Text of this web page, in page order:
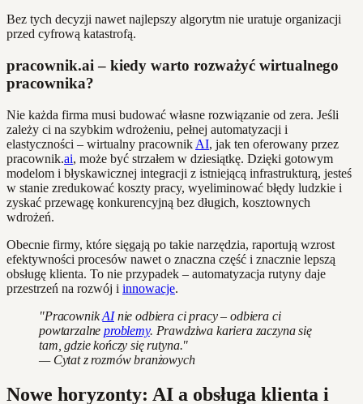
Bez tych decyzji nawet najlepszy algorytm nie uratuje organizacji
przed cyfrową katastrofą.
pracownik.ai – kiedy warto rozważyć wirtualnego
pracownika?
Nie każda firma musi budować własne rozwiązanie od zera. Jeśli
zależy ci na szybkim wdrożeniu, pełnej automatyzacji i
elastyczności – wirtualny pracownik AI, jak ten oferowany przez
pracownik.ai, może być strzałem w dziesiątkę. Dzięki gotowym
modelom i błyskawicznej integracji z istniejącą infrastrukturą, jesteś
w stanie zredukować koszty pracy, wyeliminować błędy ludzkie i
zyskać przewagę konkurencyjną bez długich, kosztownych
wdrożeń.
Obecnie firmy, które sięgają po takie narzędzia, raportują wzrost
efektywności procesów nawet o znaczna część i znacznie lepszą
obsługę klienta. To nie przypadek – automatyzacja rutyny daje
przestrzeń na rozwój i innowacje.
"PracownikAInie odbiera ci pracy – odbiera ci
powtarzalneproblemy. Prawdziwa kariera zaczyna się
tam, gdzie kończy się rutyna."
— Cytat z rozmów branżowych
Nowe horyzonty: AI a obsługa klienta i